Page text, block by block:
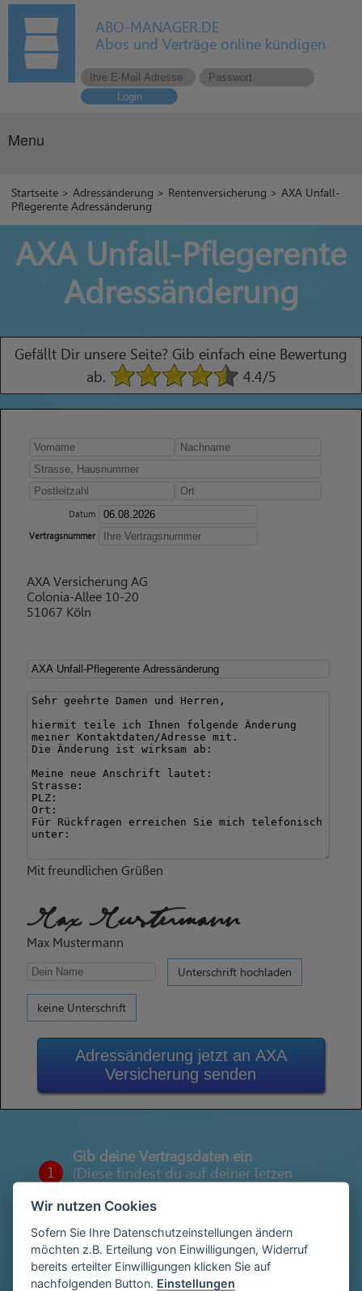
ABO-MANAGER.DE
Abos und Verträge online kündigen
Login
Menu
Startseite >Adressänderung > Rentenversicherung > AXA Unfall-
Pflegerente Adressänderung
AXA Unfall-Pflegerente
Adressänderung
Gefällt Dir unsere Seite? Gib einfach eine Bewertung
ab.
4.4/5
Datum
Vertragsnummer
AXA Versicherung AG
Colonia-Allee 10-20
51067 Köln
Mit freundlichen Grüßen
Max Mustermann
Max Mustermann
Unterschrift hochladen
keine Unterschrift
Adressänderung jetzt an AXA
Versicherung senden
1
Gib deine Vertragsdaten ein
(Diese findest du auf deiner letzen
2
Gib deinen Namen und deine Adresse
ein
Wir nutzen Cookies
Sofern Sie Ihre Datenschutzeinstellungen ändern
möchten z.B. Erteilung von Einwilligungen, Widerruf
bereits erteilter Einwilligungen klicken Sie auf
nachfolgenden Button. Einstellungen